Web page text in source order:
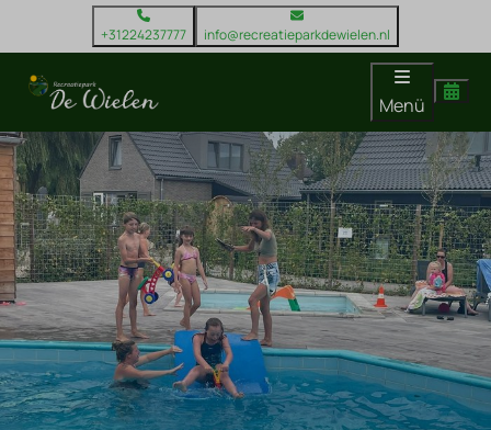
+31224237777 info@recreatieparkdewielen.nl
Menü